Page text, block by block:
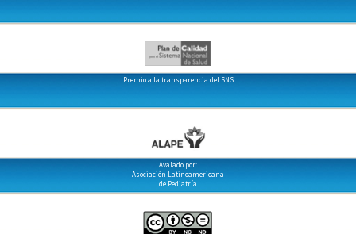
Premio a la transparencia del SNS
Avalado por:
Asociación Latinoamericana
de Pediatría